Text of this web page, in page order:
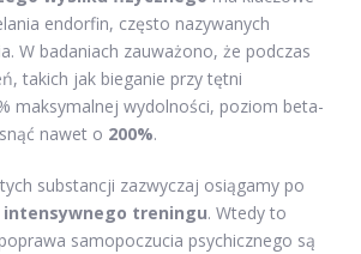
endorfin, często nazywanych
W badaniach zauważono, że podczas
takich jak bieganie przy tętni
maksymalnej wydolności, poziom beta-
nawet o 200%.
substancji zazwyczaj osiągamy po
intensywnego treningu. Wtedy to
samopoczucia psychicznego są